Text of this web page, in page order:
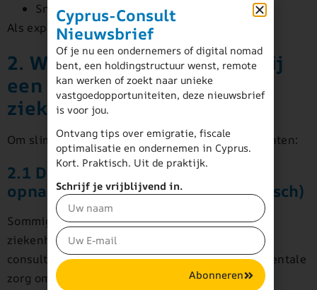
Snelle toegang tot zorg in privésituaties
Als expat wil je vaak zekerheid, niet wachten.
2. Waar moet je op letten bij
een internationale
ziektekostenpolis?
Om slim te kiezen, focus je op deze hoofdelementen:
2.1 Dekking: inpatient (klinische
opname) en outpatient (poliklinisch)
Sommige basispolissen dekken enkel
ziekenhuisopnames. Zorg dat jouw polis ook
consulten, therapieën, diagnostiek, optiek en mentale
zorg omvat.
Cyprus-Consult
Nieuwsbrief
Of je nu een ondernemers of digital nomad
bent, een holdingstructuur wenst, remote
kan werken of zoekt naar unieke
vastgoedopportuniteiten, deze nieuwsbrief
is voor jou.
Ontvang tips over emigratie, fiscale
optimalisatie en ondernemen in Cyprus.
Kort. Praktisch. Uit de praktijk.
Schrijf je vrijblijvend in.
Abonneren